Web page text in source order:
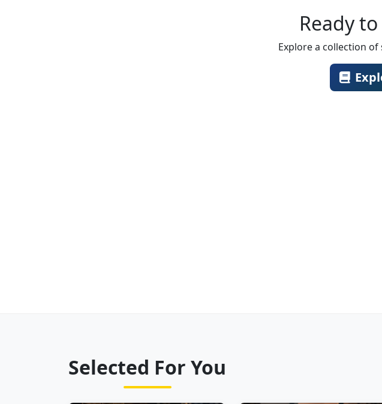
Ready
Explore a collection
Selected For You